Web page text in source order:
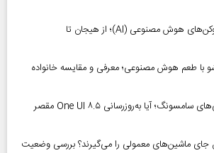
رشد خیره‌کننده بازار توکن‌های هوش مصنوعی (AI)؛ از هیجان تا
با طعم هوش مصنوعی؛ معرفی و مقایسه خانواده
بحران باتری در گوشی‌های سامسونگ؛ آیا به‌روزرسانی One UI ۸.۵ مقصر
جای ماشین‌های معمولی را می‌گیرند؟ بررسی وضعیت